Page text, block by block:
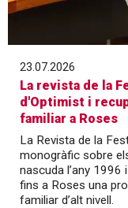
23.07.2026
La revista de la
d'Optimist i
familiar a Roses
La Revista de la
monogràfic sobre
nascuda l’any 1996
fins a Roses una
familiar d’alt nivell.